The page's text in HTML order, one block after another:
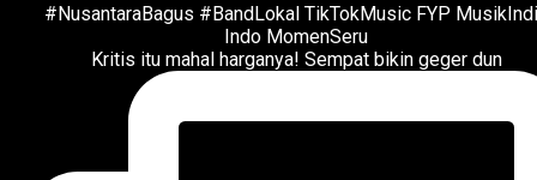
Kritis itu mahal harganya! Sempat bikin geger dun